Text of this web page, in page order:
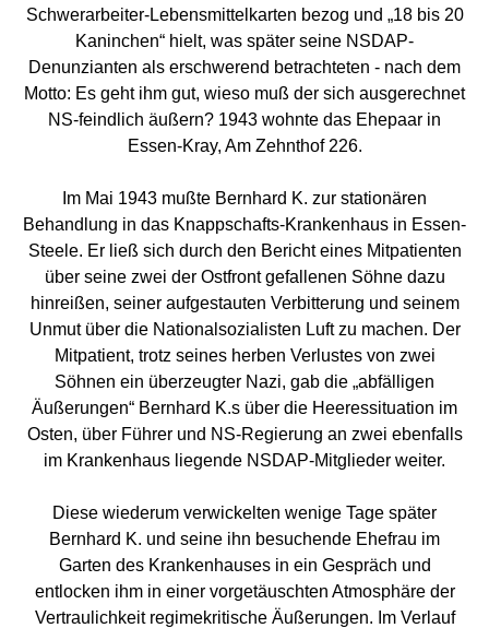
Schwerarbeiter-Lebensmittelkarten bezog und „18 bis 20
Kaninchen“ hielt, was später seine NSDAP-
Denunzianten als erschwerend betrachteten - nach dem
Motto: Es geht ihm gut, wieso muß der sich ausgerechnet
NS-feindlich äußern? 1943 wohnte das Ehepaar in
Essen-Kray, Am Zehnthof 226.
Im Mai 1943 mußte Bernhard K. zur stationären
Behandlung in das Knappschafts-Krankenhaus in Essen-
Steele. Er ließ sich durch den Bericht eines Mitpatienten
über seine zwei der Ostfront gefallenen Söhne dazu
hinreißen, seiner aufgestauten Verbitterung und seinem
Unmut über die Nationalsozialisten Luft zu machen. Der
Mitpatient, trotz seines herben Verlustes von zwei
Söhnen ein überzeugter Nazi, gab die „abfälligen
Äußerungen“ Bernhard K.s über die Heeressituation im
Osten, über Führer und NS-Regierung an zwei ebenfalls
im Krankenhaus liegende NSDAP-Mitglieder weiter.
Diese wiederum verwickelten wenige Tage später
Bernhard K. und seine ihn besuchende Ehefrau im
Garten des Krankenhauses in ein Gespräch und
entlocken ihm in einer vorgetäuschten Atmosphäre der
Vertraulichkeit regimekritische Äußerungen. Im Verlauf